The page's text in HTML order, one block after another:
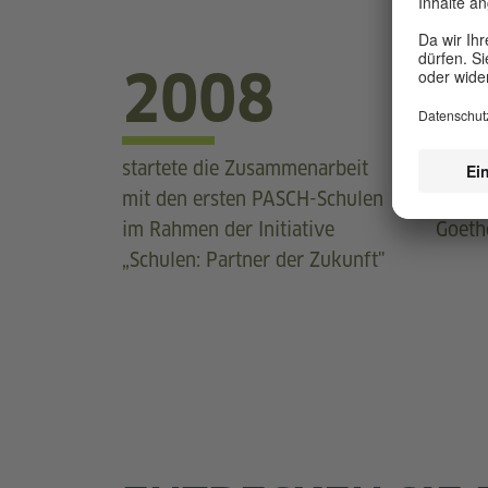
2008
startete die Zusammenarbeit
mit den ersten PASCH-Schulen
im Rahmen der Initiative
„Schulen: Partner der Zukunft"